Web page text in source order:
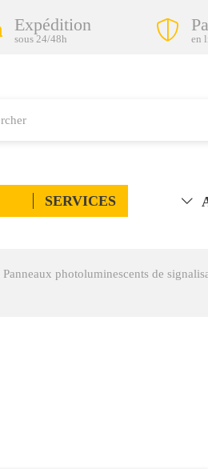
Expédition
sous 24/48h
en
SERVICES
Panneaux photoluminescents de